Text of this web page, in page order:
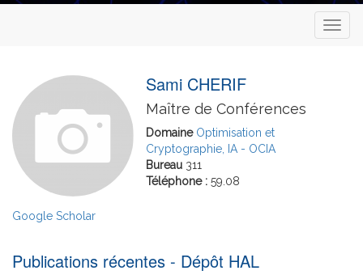
Sami CHERIF
Maître de Conférences
Domaine Optimisation et
Cryptographie, IA - OCIA
Bureau 311
Téléphone : 59.08
Google Scholar
Publications récentes - Dépôt HAL